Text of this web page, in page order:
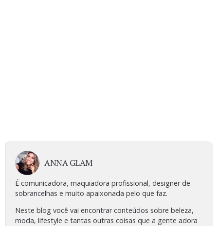
ANNA GLAM
É comunicadora, maquiadora profissional, designer de
sobrancelhas e muito apaixonada pelo que faz.
Neste blog você vai encontrar conteúdos sobre beleza,
moda, lifestyle e tantas outras coisas que a gente adora